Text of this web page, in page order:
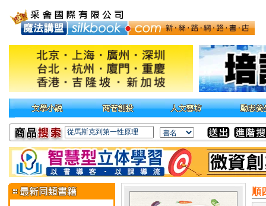
順